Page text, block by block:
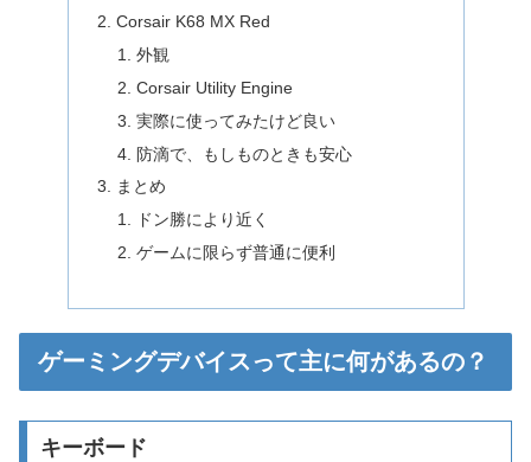
Corsair K68 MX Red
外観
Corsair Utility Engine
実際に使ってみたけど良い
防滴で、もしものときも安心
まとめ
ドン勝により近く
ゲームに限らず普通に便利
ゲーミングデバイスって主に何があるの？
キーボード